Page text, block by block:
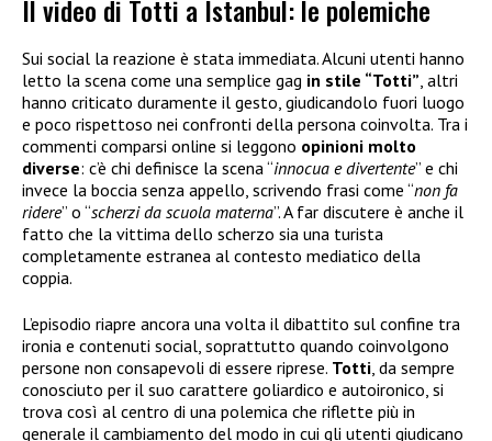
Il video di Totti a Istanbul: le polemiche
Sui social la reazione è stata immediata. Alcuni utenti hanno
letto la scena come una semplice gag in stile “Totti” , altri
hanno criticato duramente il gesto, giudicandolo fuori luogo
e poco rispettoso nei confronti della persona coinvolta. Tra i
commenti comparsi online si leggono opinioni molto
diverse: c’è chi definisce la scena “innocua e divertente” e chi
invece la boccia senza appello, scrivendo frasi come “non fa
ridere” o “scherzi da scuola materna”. A far discutere è anche il
fatto che la vittima dello scherzo sia una turista
completamente estranea al contesto mediatico della
coppia.
L’episodio riapre ancora una volta il dibattito sul confine tra
ironia e contenuti social, soprattutto quando coinvolgono
persone non consapevoli di essere riprese. Totti , da sempre
conosciuto per il suo carattere goliardico e autoironico, si
trova così al centro di una polemica che riflette più in
generale il cambiamento del modo in cui gli utenti giudicano